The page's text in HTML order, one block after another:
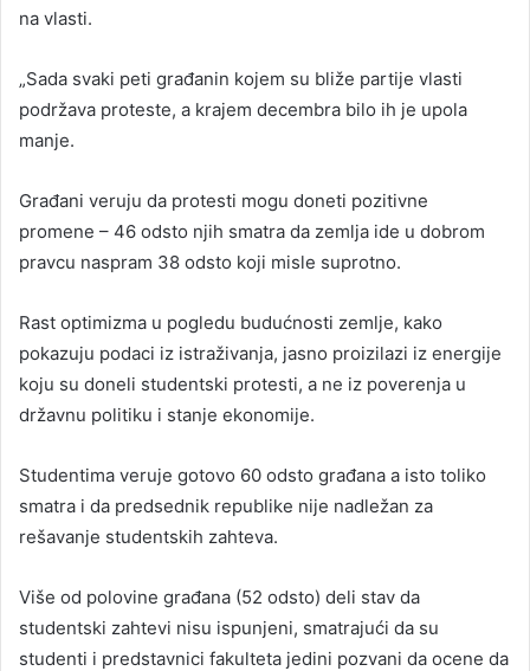
na vlasti.
„Sada svaki peti građanin kojem su bliže partije vlasti
podržava proteste, a krajem decembra bilo ih je upola
manje.
Građani veruju da protesti mogu doneti pozitivne
promene – 46 odsto njih smatra da zemlja ide u dobrom
pravcu naspram 38 odsto koji misle suprotno.
Rast optimizma u pogledu budućnosti zemlje, kako
pokazuju podaci iz istraživanja, jasno proizilazi iz energije
koju su doneli studentski protesti, a ne iz poverenja u
državnu politiku i stanje ekonomije.
Studentima veruje gotovo 60 odsto građana a isto toliko
smatra i da predsednik republike nije nadležan za
rešavanje studentskih zahteva.
Više od polovine građana (52 odsto) deli stav da
studentski zahtevi nisu ispunjeni, smatrajući da su
studenti i predstavnici fakulteta jedini pozvani da ocene da